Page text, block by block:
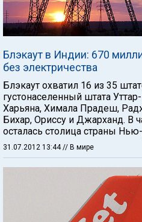
Блэкаут в Индии: 670
без электричества
Блэкаут охватил 16 из 35
густонаселенный штата
Харьяна, Химала Прадеш,
Бихар, Ориссу и Джарханд. В
осталась столица страны
31.07.2012 13:44// В мире